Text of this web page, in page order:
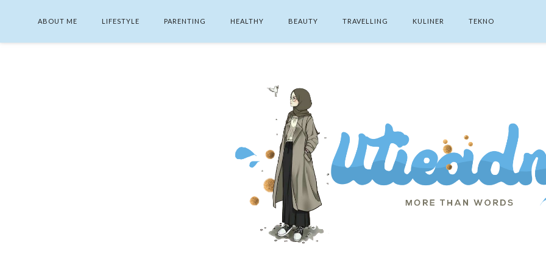
ABOUT ME LIFESTYLE PARENTING HEALTHY BEAUTY TRAVELLING KULINER TEKNO
SEARCH THIS BLOG